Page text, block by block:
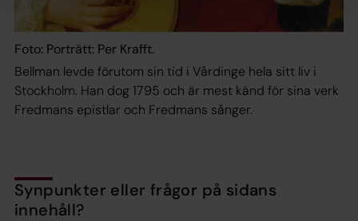
Foto: Porträtt: Per Krafft.
Bellman levde förutom sin tid i Vårdinge hela sitt liv i
Stockholm. Han dog 1795 och är mest känd för sina verk
Fredmans epistlar och Fredmans sånger.
Synpunkter eller frågor på sidans
innehåll?